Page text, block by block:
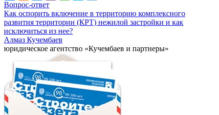
Вопрос-ответ
Как оспорить включение в территорию комплексного
развития территории (КРТ) нежилой застройки и как
исключиться из нее?
Алмаз Кучембаев
юридическое агентство «Кучембаев и партнеры»